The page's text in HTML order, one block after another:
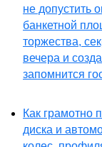
не допустить
банкетной
торжества,
вечера и
запомнится
Как грамотно
диска и